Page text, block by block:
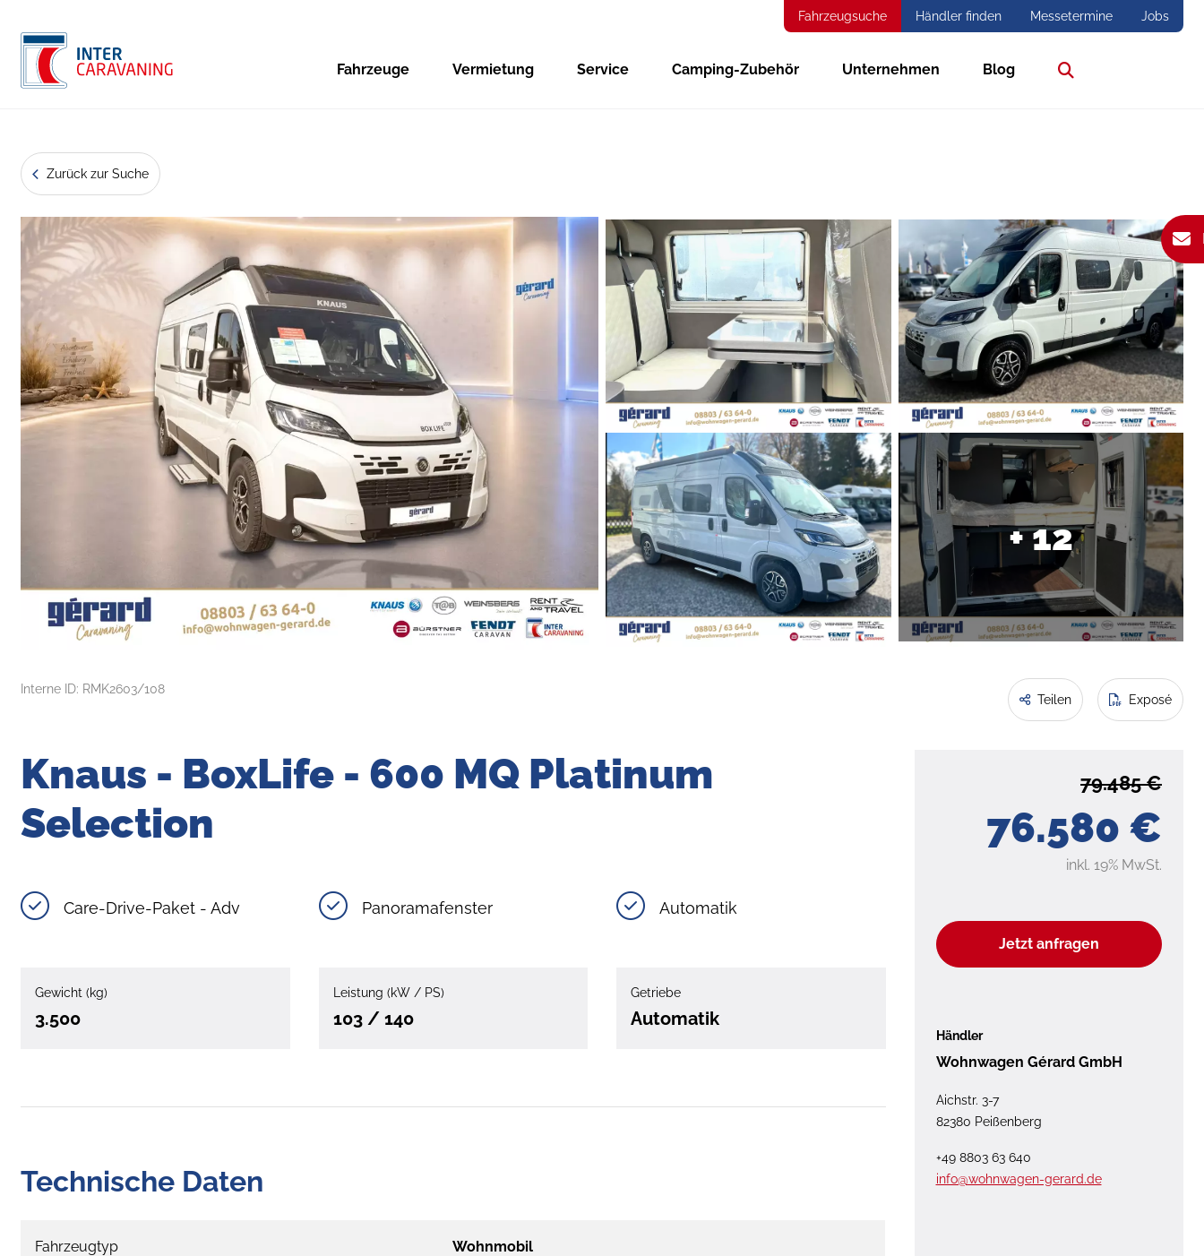
Fahrzeugsuche Händler finden Messetermine Jobs
Fahrzeuge Vermietung Service Camping-Zubehör Unternehmen Blog
Zurück zur Suche
+ 12
Interne ID: RMK2603/108
Teilen Exposé
76.580 €
79.485 €
inkl. 19% MwSt.
Jetzt anfragen
Händler
Wohnwagen Gérard GmbH
Aichstr. 3-7
82380 Peißenberg
+49 8803 63 640
info@wohnwagen-gerard.de
Knaus - BoxLife - 600 MQ Platinum
Selection
Care-Drive-Paket - Adv Panoramafenster Automatik
Gewicht (kg)
3.500
Leistung (kW / PS)
103 / 140
Getriebe
Automatik
Technische Daten
Fahrzeugtyp Wohnmobil